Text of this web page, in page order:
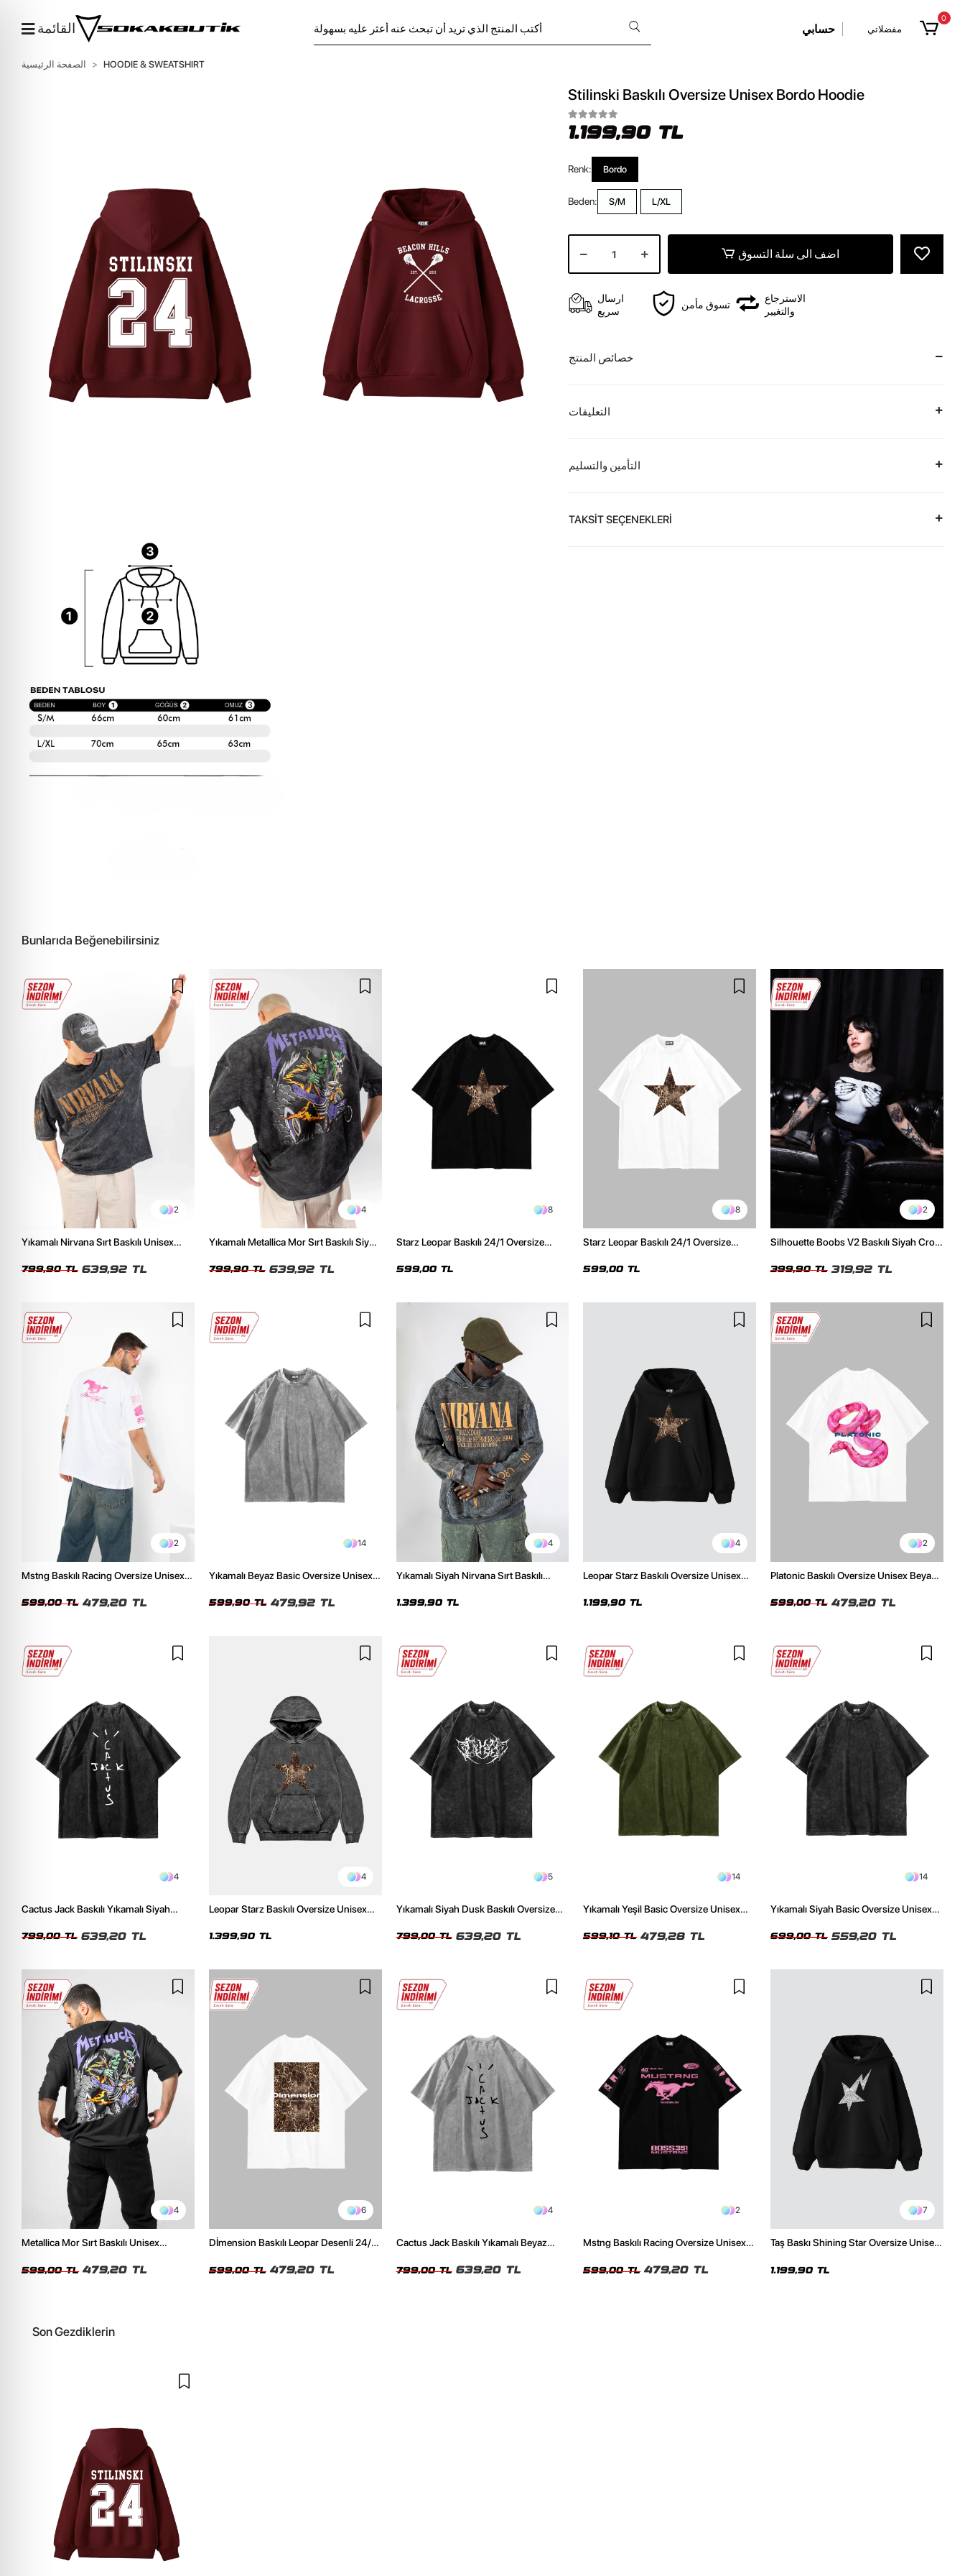
القائمة حسابي مفضلاتي
0
الصفحة الرئيسية HOODIE & SWEATSHIRT
Stilinski Baskılı Oversize Unisex Bordo Hoodie
1.199,90 TL
Renk: Bordo
Beden: S/M L/XL
اضف الى سلة التسوق
ارسال
سريع
تسوق مأمن
الاسترجاع
والتغيير
خصائص المنتج
التعليقات
التأمين والتسليم
TAKSİT SEÇENEKLERİ
Bunlarıda Beğenebilirsiniz
2
Yıkamalı Nirvana Sırt Baskılı Unisex
799,90 TL 639,92 TL
4
Yıkamalı Metallica Mor Sırt Baskılı Siyah
799,90 TL 639,92 TL
8
Starz Leopar Baskılı 24/1 Oversize
599,00 TL
8
Starz Leopar Baskılı 24/1 Oversize
599,00 TL
2
Silhouette Boobs V2 Baskılı Siyah Crop
399,90 TL 319,92 TL
2
Mstng Baskılı Racing Oversize Unisex
599,00 TL 479,20 TL
14
Yıkamalı Beyaz Basic Oversize Unisex
599,90 TL 479,92 TL
4
Yıkamalı Siyah Nirvana Sırt Baskılı
1.399,90 TL
4
Leopar Starz Baskılı Oversize Unisex
1.199,90 TL
2
Platonic Baskılı Oversize Unisex Beyaz
599,00 TL 479,20 TL
4
Cactus Jack Baskılı Yıkamalı Siyah
799,00 TL 639,20 TL
4
Leopar Starz Baskılı Oversize Unisex
1.399,90 TL
5
Yıkamalı Siyah Dusk Baskılı Oversize
799,00 TL 639,20 TL
14
Yıkamalı Yeşil Basic Oversize Unisex
599,10 TL 479,28 TL
14
Yıkamalı Siyah Basic Oversize Unisex
699,00 TL 559,20 TL
4
Metallica Mor Sırt Baskılı Unisex
599,00 TL 479,20 TL
6
Dİmension Baskılı Leopar Desenli 24/1
599,00 TL 479,20 TL
4
Cactus Jack Baskılı Yıkamalı Beyaz
799,00 TL 639,20 TL
2
Mstng Baskılı Racing Oversize Unisex
599,00 TL 479,20 TL
7
Taş Baskı Shining Star Oversize Unisex
1.199,90 TL
Son Gezdiklerin